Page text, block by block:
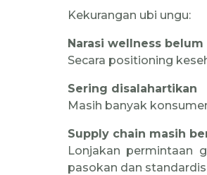
Kekurangan ubi ungu:
Narasi wellness
Secara positioning
Sering disalahartikan
Masih banyak
Supply chain masih
Lonjakan permintaan
pasokan dan